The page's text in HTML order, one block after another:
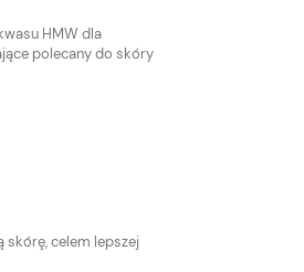
HMW dla
polecany do skóry
skórę, celem lepszej